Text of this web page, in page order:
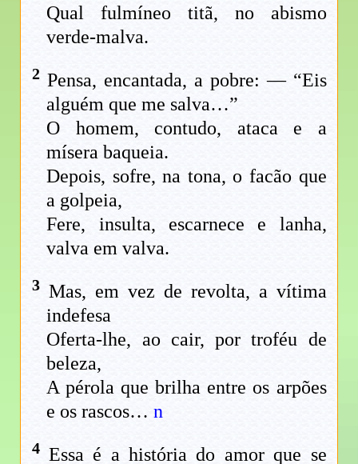
Qual fulmíneo titã, no abismo
verde-malva.
2Pensa, encantada, a pobre: — “Eis
alguém que me salva…”
O homem, contudo, ataca e a
mísera baqueia.
Depois, sofre, na tona, o facão que
a golpeia,
Fere, insulta, escarnece e lanha,
valva em valva.
3Mas, em vez de revolta, a vítima
indefesa
Oferta-lhe, ao cair, por troféu de
beleza,
A pérola que brilha entre os arpões
e os rascos…n
4Essa é a história do amor que se